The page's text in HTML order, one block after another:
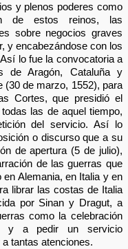
y plenos poderes como
de estos reinos, las
sobre negocios graves
y encabezándose con los
lo fue la convocatoria a
de Aragón, Cataluña y
(30 de marzo, 1552), para
Cortes, que presidió el
las de aquel tiempo,
del servicio. Así lo
o discurso que a su
de apertura (5 de julio),
de las guerras que
Alemania, en Italia y en
librar las costas de Italia
por Sinan y Dragut, a
como la celebración
y a pedir un servicio
tantas atenciones.